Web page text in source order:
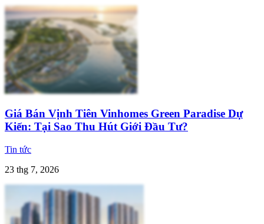
Giá Bán Vịnh Tiên Vinhomes Green Paradise Dự
Kiến: Tại Sao Thu Hút Giới Đầu Tư?
Tin tức
23 thg 7, 2026